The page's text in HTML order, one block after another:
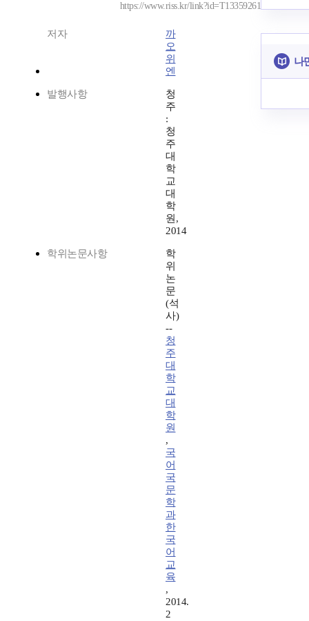
https://www.riss.kr/link?id=T13359261
저자
까
오
위
엔
발행사항
청
주
:
청
주
대
학
교
대
학
원,
2014
학위논문사항
학
위
논
문
(석
사)
--
청
주
대
학
교
대
학
원
,
국
어
국
문
학
과
한
국
어
교
육
,
2014.
2
나